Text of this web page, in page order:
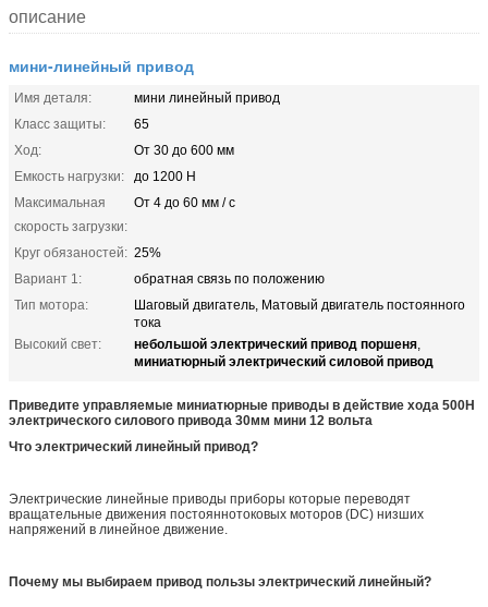
описание
мини-линейный привод
Имя деталя:
мини линейный привод
Класс защиты:
65
Ход:
От 30 до 600 мм
Емкость нагрузки:
до 1200 Н
Максимальная
скорость загрузки:
От 4 до 60 мм / с
Круг обязаностей: 25%
Вариант 1:
обратная связь по положению
Тип мотора:
Шаговый двигатель, Матовый двигатель постоянного
тока
Высокий свет:
небольшой электрический привод поршеня,
миниатюрный электрический силовой привод
Приведите управляемые миниатюрные приводы в действие хода 500Н
электрического силового привода 30мм мини 12 вольта
Что электрический линейный привод?
Электрические линейные приводы приборы которые переводят
вращательные движения постояннотоковых моторов (DC) низших
напряжений в линейное движение.
Почему мы выбираем привод пользы электрический линейный?